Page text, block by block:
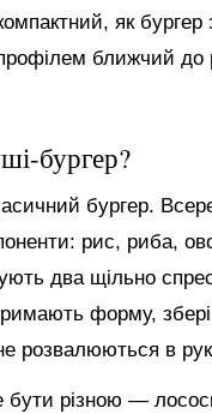
як бургер
ближчий до
бургер?
бургер.
рис, риба,
два щільно
форму,
розвалюються в
бути різною —